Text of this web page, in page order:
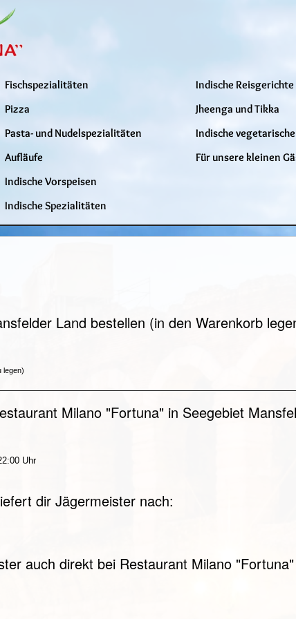
Fischspezialitäten
Pizza
Pasta- und Nudelspezialitäten
Aufläufe
Indische Vorspeisen
Indische Spezialitäten
Indische Reisgerichte
Jheenga und Tikka
Indische
Für unsere kleinen
Land bestellen (in den Warenkorb
legen)
Milano "Fortuna" in Seegebiet
Uhr
dir Jägermeister nach:
auch direkt bei Restaurant Milano